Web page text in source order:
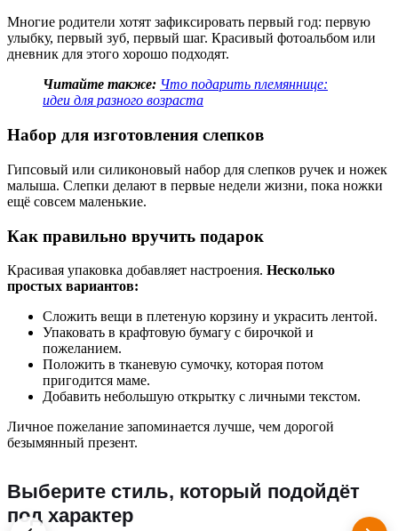
Многие родители хотят зафиксировать первый год: первую
улыбку, первый зуб, первый шаг. Красивый фотоальбом или
дневник для этого хорошо подходят.
Читайте также: Что подарить племяннице:
идеи для разного возраста
Набор для изготовления слепков
Гипсовый или силиконовый набор для слепков ручек и ножек
малыша. Слепки делают в первые недели жизни, пока ножки
ещё совсем маленькие.
Как правильно вручить подарок
Красивая упаковка добавляет настроения. Несколько
простых вариантов:
Сложить вещи в плетеную корзину и украсить лентой.
Упаковать в крафтовую бумагу с бирочкой и
пожеланием.
Положить в тканевую сумочку, которая потом
пригодится маме.
Добавить небольшую открытку с личными текстом.
Личное пожелание запоминается лучше, чем дорогой
безымянный презент.
Выберите стиль, который подойдёт
под характер